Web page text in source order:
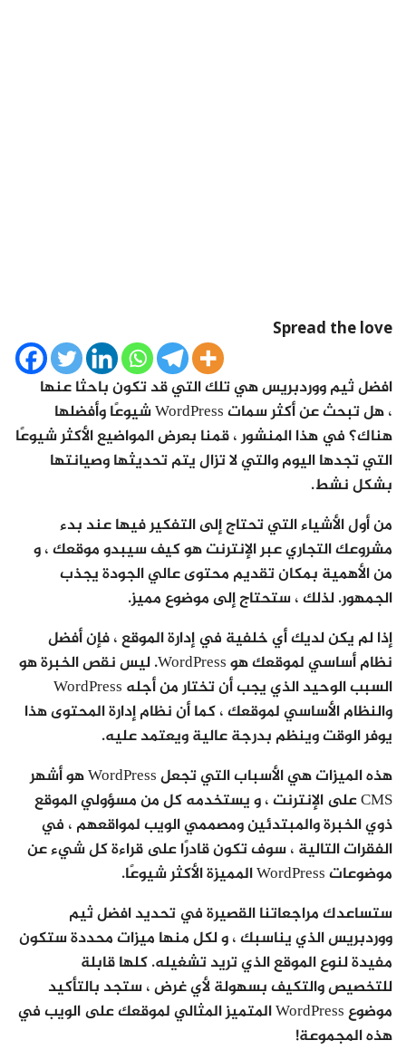
Spread the love
افضل ثيم ووردبريس هي تلك التي قد تكون باحثا عنها
، هل تبحث عن أكثر سمات WordPress شيوعًا وأفضلها
هناك؟ في هذا المنشور ، قمنا بعرض المواضيع الأكثر شيوعًا
التي تجدها اليوم والتي لا تزال يتم تحديثها وصيانتها
بشكل نشط.
من أول الأشياء التي تحتاج إلى التفكير فيها عند بدء
مشروعك التجاري عبر الإنترنت هو كيف سيبدو موقعك ، و
من الأهمية بمكان تقديم محتوى عالي الجودة يجذب
الجمهور. لذلك ، ستحتاج إلى موضوع مميز.
إذا لم يكن لديك أي خلفية في إدارة الموقع ، فإن أفضل
نظام أساسي لموقعك هو WordPress. ليس نقص الخبرة هو
السبب الوحيد الذي يجب أن تختار من أجله WordPress
والنظام الأساسي لموقعك ، كما أن نظام إدارة المحتوى هذا
يوفر الوقت وينظم بدرجة عالية ويعتمد عليه.
هذه الميزات هي الأسباب التي تجعل WordPress هو أشهر
CMS على الإنترنت ، و يستخدمه كل من مسؤولي الموقع
ذوي الخبرة والمبتدئين ومصممي الويب لمواقعهم ، في
الفقرات التالية ، سوف تكون قادرًا على قراءة كل شيء عن
موضوعات WordPress المميزة الأكثر شيوعًا.
ستساعدك مراجعاتنا القصيرة في تحديد افضل ثيم
ووردبريس الذي يناسبك ، و لكل منها ميزات محددة ستكون
مفيدة لنوع الموقع الذي تريد تشغيله. كلها قابلة
للتخصيص والتكيف بسهولة لأي غرض ، ستجد بالتأكيد
موضوع WordPress المتميز المثالي لموقعك على الويب في
هذه المجموعة!